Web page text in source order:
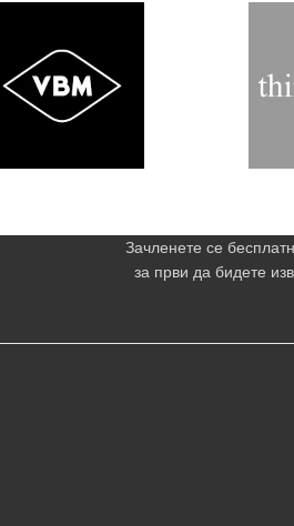
Зачленете се
за први да бидете